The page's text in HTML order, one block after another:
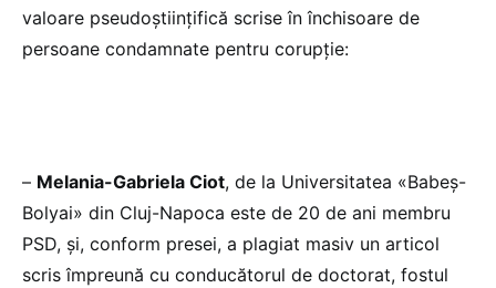
valoare pseudoştiinţifică scrise în închisoare de
persoane condamnate pentru corupţie:
– Melania-Gabriela Ciot, de la Universitatea «Babeş-
Bolyai» din Cluj-Napoca este de 20 de ani membru
PSD, şi, conform presei, a plagiat masiv un articol
scris împreună cu conducătorul de doctorat, fostul